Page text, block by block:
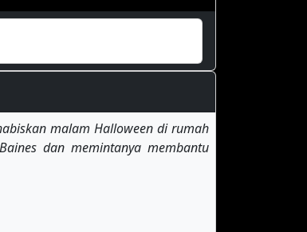
malam Halloween di rumah
dan memintanya membantu